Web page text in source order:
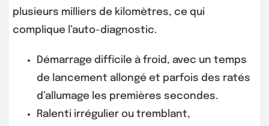
plusieurs milliers de kilomètres, ce qui
complique l’auto-diagnostic.
Démarrage difficile à froid, avec un temps
de lancement allongé et parfois des ratés
d’allumage les premières secondes.
Ralenti irrégulier ou tremblant,